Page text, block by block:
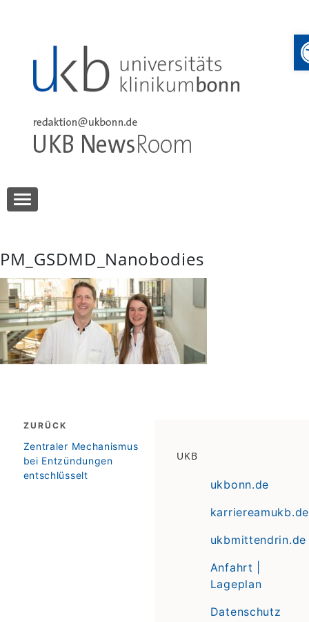
UKB NewsRoom
PM_GSDMD_Nanobodies
Beitragsnavigation
ZURÜCK
zurück
Zentraler Mechanismus
bei Entzündungen
entschlüsselt
UKB
ukbonn.de
karriereamukb.de
ukbmittendrin.de
Anfahrt |
Lageplan
Datenschutz